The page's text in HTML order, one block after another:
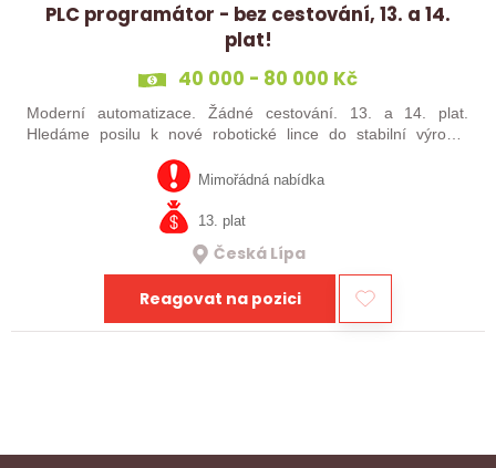
PLC programátor - bez cestování, 13. a 14.
plat!
40 000 - 80 000 Kč
Moderní automatizace. Žádné cestování. 13. a 14. plat.
Hledáme posilu k nové robotické lince do stabilní výrobní
jste šikovný absolvent…
Mimořádná nabídka
13. plat
Česká Lípa
Reagovat na pozici